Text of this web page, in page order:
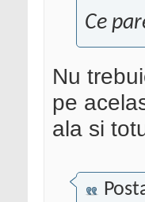
Ce
Nu
pe
ala si